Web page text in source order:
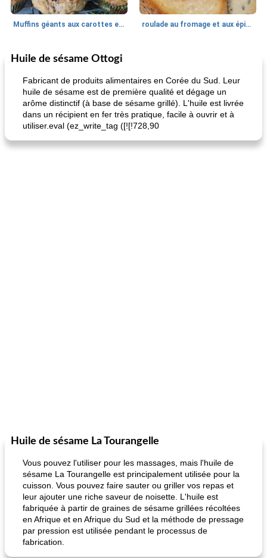
Muffins géants aux carottes et à la banane de Nif roulade au fromage et aux épinards
30min
Marques de confiance: recettes et
Huile de sésame Ottogi
Fabricant de produits alimentaires en Corée du Sud. Leur
huile de sésame est de première qualité et dégage un
arôme distinctif (à base de sésame grillé). L'huile est livrée
dans un récipient en fer très pratique, facile à ouvrir et à
utiliser.eval (ez_write_tag ([![!728,90
Huile de sésame La Tourangelle
Vous pouvez l'utiliser pour les massages, mais l'huile de
sésame La Tourangelle est principalement utilisée pour la
cuisson. Vous pouvez faire sauter ou griller vos repas et
leur ajouter une riche saveur de noisette. L'huile est
fabriquée à partir de graines de sésame grillées récoltées
en Afrique et en Afrique du Sud et la méthode de pressage
par pression est utilisée pendant le processus de
fabrication.